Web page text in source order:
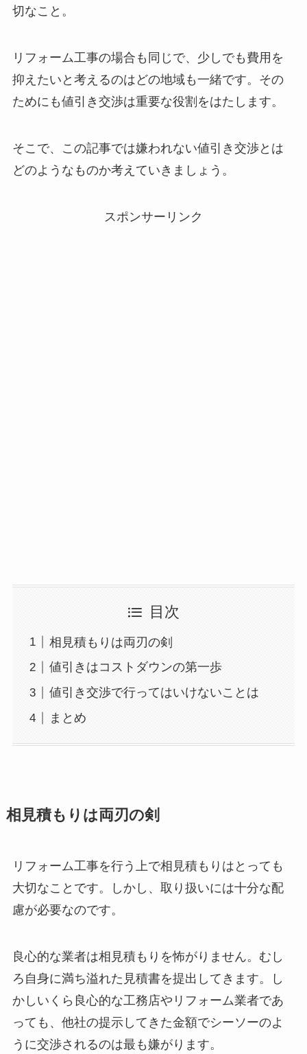
切なこと。
リフォーム工事の場合も同じで、少しでも費用を
抑えたいと考えるのはどの地域も一緒です。その
ためにも値引き交渉は重要な役割をはたします。
そこで、この記事では嫌われない値引き交渉とは
どのようなものか考えていきましょう。
スポンサーリンク
目次
相見積もりは両刃の剣
値引きはコストダウンの第一歩
値引き交渉で行ってはいけないことは
まとめ
相見積もりは両刃の剣
リフォーム工事を行う上で相見積もりはとっても
大切なことです。しかし、取り扱いには十分な配
慮が必要なのです。
良心的な業者は相見積もりを怖がりません。むし
ろ自身に満ち溢れた見積書を提出してきます。し
かしいくら良心的な工務店やリフォーム業者であ
っても、他社の提示してきた金額でシーソーのよ
うに交渉されるのは最も嫌がります。